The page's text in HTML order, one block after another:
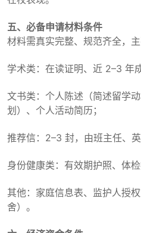
五、必备申请材料条件
材料需真实完整、规范齐全，主
学术类：在读证明、近 2–3 年
文书类：个人陈述（简述留学
划）、个人活动简历；
推荐信：2–3 封，由班主任、
身份健康类：有效期护照、体
其他：家庭信息表、监护人授
舍）。